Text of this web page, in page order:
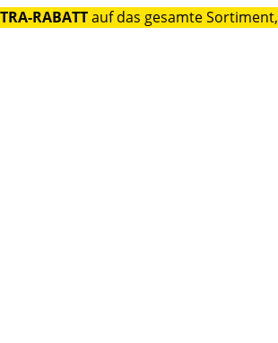
RABATTauf das gesamte Sortiment,